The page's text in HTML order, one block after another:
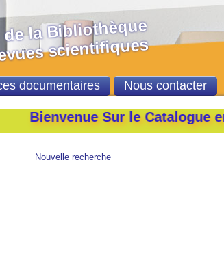
Bienvenue Sur le Catalogue
Nouvelle recherche
la Bibliothèque
scientifiques
documentaires Nous contacter